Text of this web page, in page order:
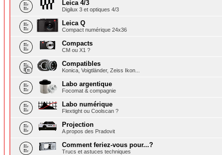
Leica 4/3
Digilux 3 et optiques 4/3
Leica Q
Compact numérique 24x36
Compacts
CM ou X1 ?
Compatibles
Konica, Voigtländer, Zeiss Ikon...
Labo argentique
Focomat & compagnie
Labo numérique
Flextight ou Coolscan ?
Projection
A propos des Pradovit
Comment feriez-vous pour...?
Trucs et astuces techniques